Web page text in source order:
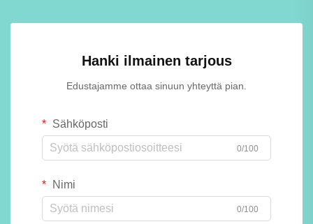
Hanki ilmainen tarjous
Edustajamme ottaa sinuun yhteyttä pian.
Sähköposti
0/100
Nimi
0/100